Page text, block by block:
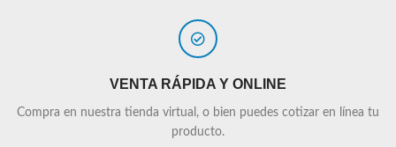
VENTA RÁPIDA Y ONLINE
Compra en nuestra tienda virtual, o bien puedes cotizar en línea tu
producto.